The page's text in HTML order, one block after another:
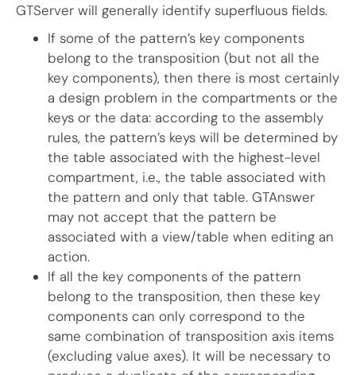
GTServer will generally identify superfluous fields.
If some of the pattern’s key components
belong to the transposition (but not all the
key components), then there is most certainly
a design problem in the compartments or the
keys or the data: according to the assembly
rules, the pattern’s keys will be determined by
the table associated with the highest-level
compartment, i.e., the table associated with
the pattern and only that table. GTAnswer
may not accept that the pattern be
associated with a view/table when editing an
action.
If all the key components of the pattern
belong to the transposition, then these key
components can only correspond to the
same combination of transposition axis items
(excluding value axes). It will be necessary to